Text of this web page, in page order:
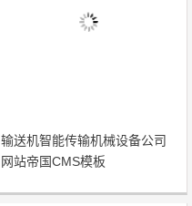
输送机智能传输机械设备公司
网站帝国CMS模板